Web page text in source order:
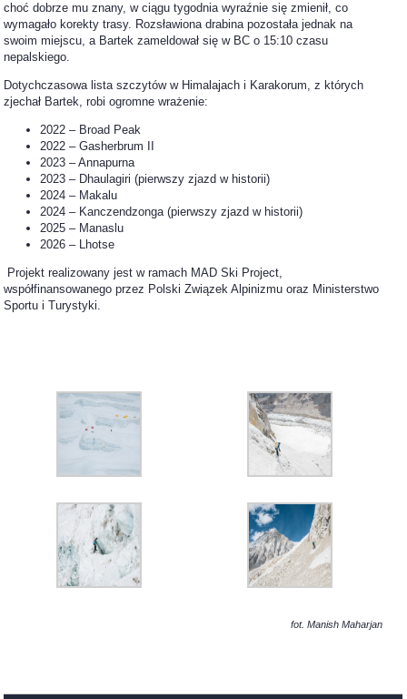
choć dobrze mu znany, w ciągu tygodnia wyraźnie się zmienił, co
wymagało korekty trasy. Rozsławiona drabina pozostała jednak na
swoim miejscu, a Bartek zameldował się w BC o 15:10 czasu
nepalskiego.
Dotychczasowa lista szczytów w Himalajach i Karakorum, z których
zjechał Bartek, robi ogromne wrażenie:
2022 – Broad Peak
2022 – Gasherbrum II
2023 – Annapurna
2023 – Dhaulagiri (pierwszy zjazd w historii)
2024 – Makalu
2024 – Kanczendzonga (pierwszy zjazd w historii)
2025 – Manaslu
2026 – Lhotse
Projekt realizowany jest w ramach MAD Ski Project,
współfinansowanego przez Polski Związek Alpinizmu oraz Ministerstwo
Sportu i Turystyki.
fot. Manish Maharjan